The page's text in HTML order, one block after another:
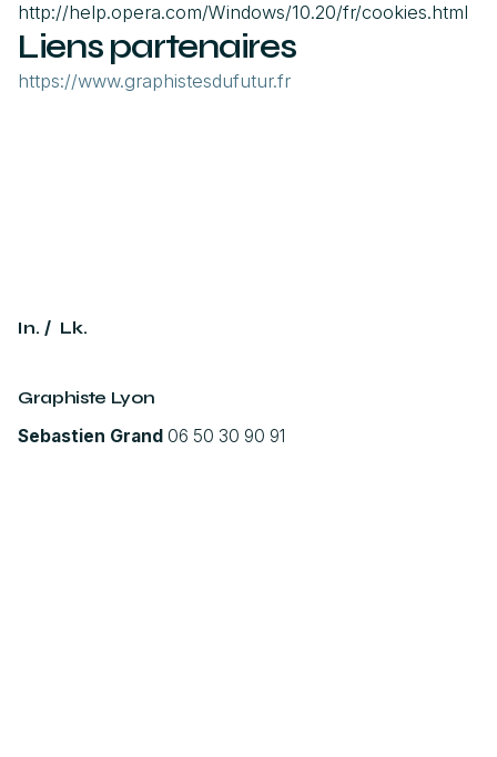
http://help.opera.com/Windows/10.20/fr/cookies.html
Liens partenaires
https://www.graphistesdufutur.fr
In. / Lk.
Graphiste Lyon
Sebastien Grand 06 50 30 90 91